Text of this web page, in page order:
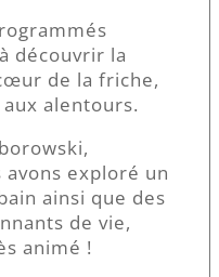
découvrir la
de la friche,
alentours.
exploré un
ainsi que des
de vie,
animé !